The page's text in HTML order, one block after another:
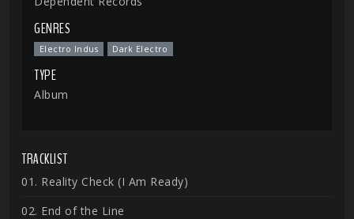
GENRES
Electro Indus Dark Electro
TYPE
Album
TRACKLIST
01. Reality Check (I Am Ready)
02. End of the Line